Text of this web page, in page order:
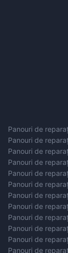
Panouri de
Panouri de
Panouri de
Panouri de
Panouri de
Panouri de
Panouri de
Panouri de
Panouri de
Panouri de
Panouri de
Panouri de